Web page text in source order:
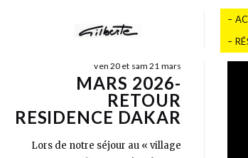
–
–
ven 20 et sam 21 mars
MARS 2026-
RETOUR
RESIDENCE DAKAR
Lors de notre séjour au « village